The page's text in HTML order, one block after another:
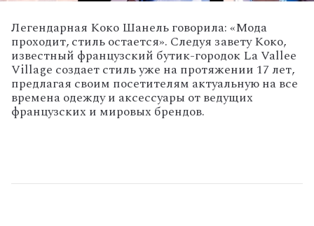
Легендарная Коко Шанель говорила: «Мода
проходит, стиль остается». Следуя завету Коко,
известный французский бутик-городок La Vallee
Village создает стиль уже на протяжении 17 лет,
предлагая своим посетителям актуальную на все
времена одежду и аксессуары от ведущих
французских и мировых брендов.